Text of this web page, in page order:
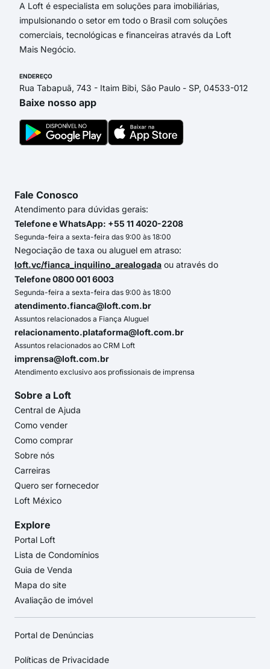
A Loft é especialista em soluções para imobiliárias,
impulsionando o setor em todo o Brasil com soluções
comerciais, tecnológicas e financeiras através da Loft
Mais Negócio.
ENDEREÇO
Rua Tabapuã, 743 - Itaim Bibi, São Paulo - SP, 04533-012
Baixe nosso app
Fale Conosco
Atendimento para dúvidas gerais:
Telefone e WhatsApp: +55 11 4020-2208
Segunda-feira a sexta-feira das 9:00 às 18:00
Negociação de taxa ou aluguel em atraso:
loft.vc/fianca_inquilino_arealogada ou através do
Telefone 0800 001 6003
Segunda-feira a sexta-feira das 9:00 às 18:00
atendimento.fianca@loft.com.br
Assuntos relacionados a Fiança Aluguel
relacionamento.plataforma@loft.com.br
Assuntos relacionados ao CRM Loft
imprensa@loft.com.br
Atendimento exclusivo aos profissionais de imprensa
Sobre a Loft
Central de Ajuda
Como vender
Como comprar
Sobre nós
Carreiras
Quero ser fornecedor
Loft México
Explore
Portal Loft
Lista de Condomínios
Guia de Venda
Mapa do site
Avaliação de imóvel
Portal de Denúncias
Políticas de Privacidade